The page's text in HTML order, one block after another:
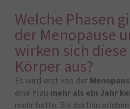
Welche Phasen
der Menopause
wirken sich
Körper aus?
Es wird erst von der
eine Frau mehr als ein Jahr
mehr hatte. Bis dorthin